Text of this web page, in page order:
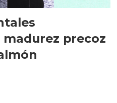
precoz